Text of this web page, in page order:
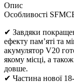
Опис
Особливості
✔ Завдяки
ефекту пам’яті та
акумулятор V20
якому місці, а
довше.
✔ Частина нової